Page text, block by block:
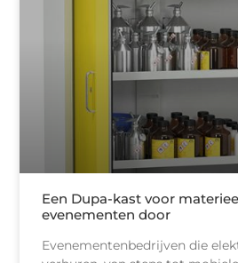
Een Dupa-kast voor
evenementen door
Evenementenbedrijven die